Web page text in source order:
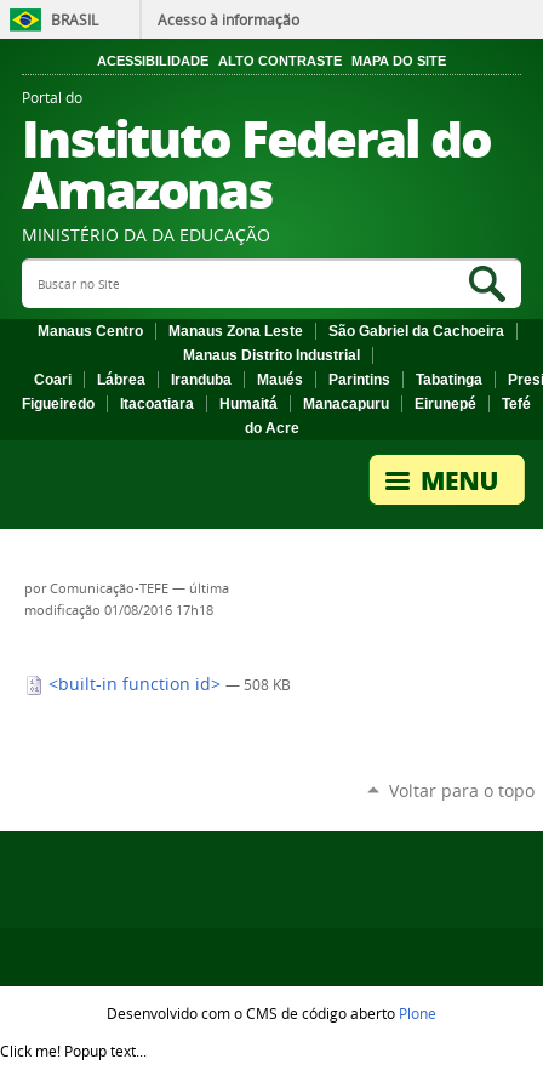
BRASIL Acesso à informação
ACESSIBILIDADE ALTO CONTRASTE MAPA DO SITE
Portal do
Instituto Federal do
Amazonas
MINISTÉRIO DA DA EDUCAÇÃO
Search Site
Manaus Centro Manaus Zona Leste
São Gabriel da Cachoeira
Manaus Distrito Industrial
Coari
Lábrea Iranduba Maués Parintins Tabatinga
Figueiredo
Itacoatiara Humaitá Manacapuru Eirunepé
Tefé
do Acre
porComunicação-TEFE — última
modificação 01/08/2016 17h18
<built-in function id> — 508 KB
Voltar para o topo
Desenvolvido com o CMS de código aberto Plone
Click me! Popup text...